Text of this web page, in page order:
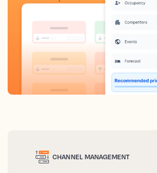
CHANNEL MANAGEMENT